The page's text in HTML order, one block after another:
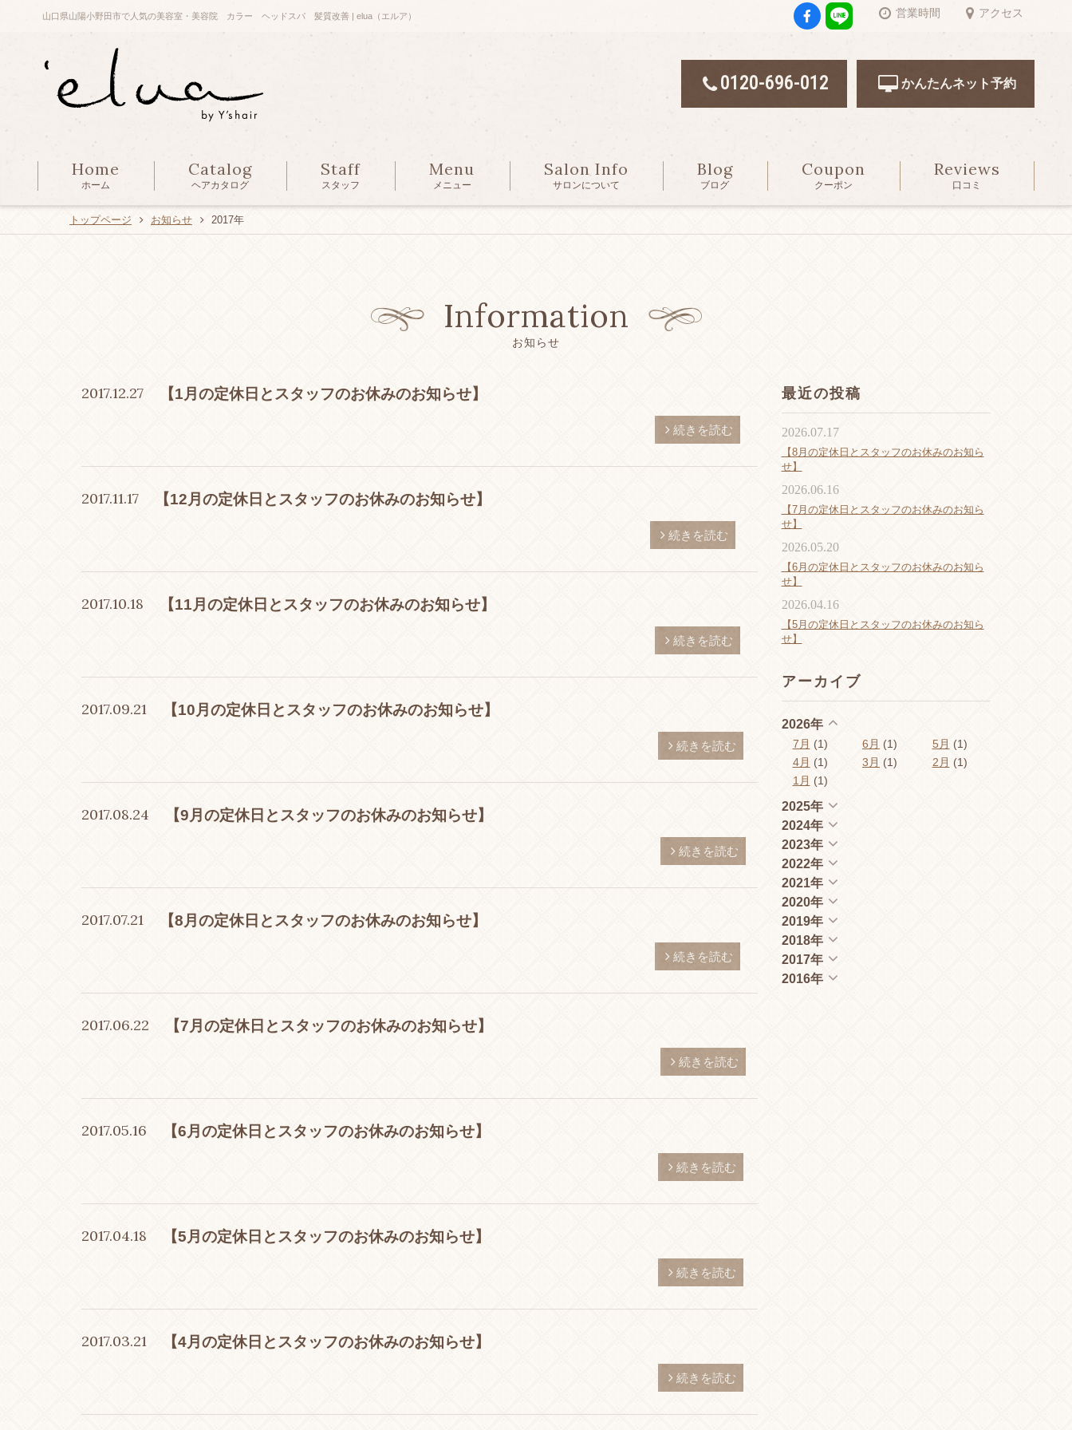
山口県山陽小野田市で人気の美容室・美容院 カラー ヘッドスパ 髪質改善 | elua（エルア） 営業時間 アクセス
0120-696-012 かんたんネット予約
ホーム
Home
ヘアカタログ
Catalog
スタッフ
Staff
メニュー
Menu
サロンについて
Salon Info
ブログ
Blog
クーポン
Coupon
口コミ
Reviews
トップページ お知らせ 2017年
Information
お知らせ
2017.12.27 【1月の定休日とスタッフのお休みのお知らせ】
続きを読む
2017.11.17 【12月の定休日とスタッフのお休みのお知らせ】
続きを読む
2017.10.18 【11月の定休日とスタッフのお休みのお知らせ】
続きを読む
2017.09.21 【10月の定休日とスタッフのお休みのお知らせ】
続きを読む
2017.08.24 【9月の定休日とスタッフのお休みのお知らせ】
続きを読む
2017.07.21 【8月の定休日とスタッフのお休みのお知らせ】
続きを読む
2017.06.22 【7月の定休日とスタッフのお休みのお知らせ】
続きを読む
2017.05.16 【6月の定休日とスタッフのお休みのお知らせ】
続きを読む
2017.04.18 【5月の定休日とスタッフのお休みのお知らせ】
続きを読む
2017.03.21 【4月の定休日とスタッフのお休みのお知らせ】
続きを読む
最近の投稿
【8月の定休日とスタッフのお休みのお知ら
せ】
2026.07.17
【7月の定休日とスタッフのお休みのお知ら
せ】
2026.06.16
【6月の定休日とスタッフのお休みのお知ら
せ】
2026.05.20
【5月の定休日とスタッフのお休みのお知ら
せ】
2026.04.16
アーカイブ
2026年
7月 (1) 6月 (1) 5月 (1)
4月 (1) 3月 (1) 2月 (1)
1月 (1)
2025年
2024年
2023年
2022年
2021年
2020年
2019年
2018年
2017年
2016年